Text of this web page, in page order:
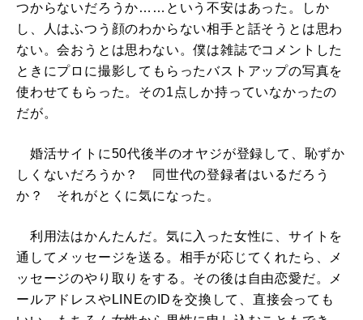
つからないだろうか……という不安はあった。しか
し、人はふつう顔のわからない相手と話そうとは思わ
ない。会おうとは思わない。僕は雑誌でコメントした
ときにプロに撮影してもらったバストアップの写真を
使わせてもらった。その1点しか持っていなかったの
だが。
婚活サイトに50代後半のオヤジが登録して、恥ずか
しくないだろうか？ 同世代の登録者はいるだろう
か？ それがとくに気になった。
利用法はかんたんだ。気に入った女性に、サイトを
通してメッセージを送る。相手が応じてくれたら、メ
ッセージのやり取りをする。その後は自由恋愛だ。メ
ールアドレスやLINEのIDを交換して、直接会っても